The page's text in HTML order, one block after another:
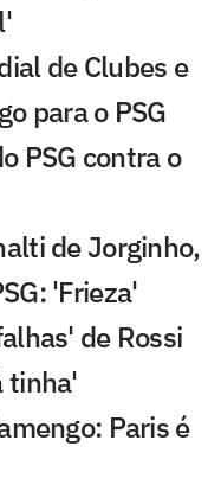
de Clubes e
para o PSG
PSG contra o
de Jorginho,
'Frieza'
de Rossi
tinha'
Paris é